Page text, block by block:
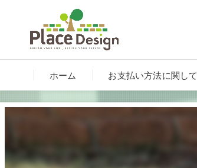
ホーム お支払い方法に関して